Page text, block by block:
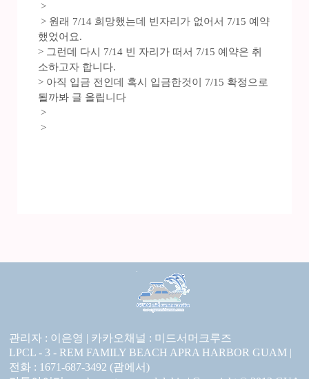
>
> 원래 7/14 희망했는데 빈자리가 없어서 7/15 예약
했었어요.
> 그런데 다시 7/14 빈 자리가 떠서 7/15 예약은 취
소하고자 합니다.
> 아직 입금 전인데 혹시 입금한것이 7/15 확정으로
될까봐 글 올립니다
>
>
관리자 : 이은영 | 카카오채널 : 미드서머크루즈
LPCL - 3 - REM FAMILY BEACH APRA HARBOR GUAM |
전화 : 1671-687-3492 (괌에서)